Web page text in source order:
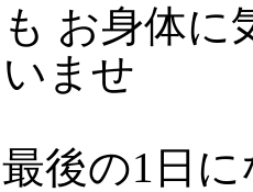
お身体に
ませ
後の1日